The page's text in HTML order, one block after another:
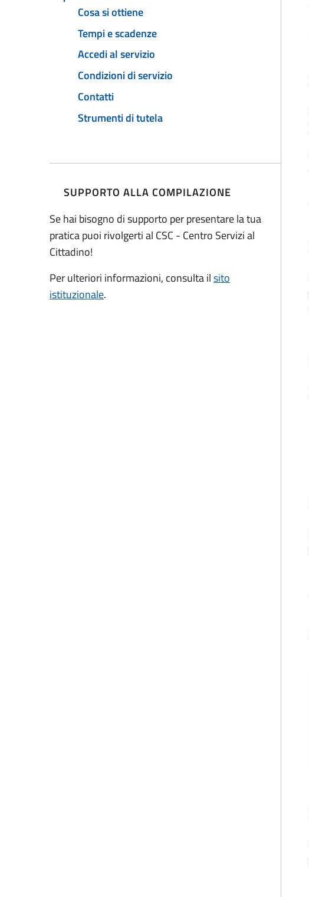
Cosa si ottiene
Tempi e scadenze
Accedi al servizio
Condizioni di servizio
Contatti
Strumenti di tutela
SUPPORTO ALLA COMPILAZIONE
Se hai bisogno di supporto per presentare la tua
pratica puoi rivolgerti al CSC - Centro Servizi al
Cittadino!
Per ulteriori informazioni, consulta ilsito
istituzionale.